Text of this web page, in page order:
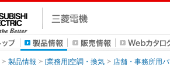
製品情報 [業務用]空調・換気 店舗・事務所用